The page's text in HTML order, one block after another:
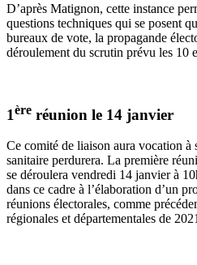
D’après Matignon, cette instance
questions techniques qui se posent
bureaux de vote, la propagande
déroulement du scrutin prévu les 10
1ère réunion le 14 janvier
Ce comité de liaison aura vocation à
sanitaire perdurera. La première
se déroulera vendredi 14 janvier à
dans ce cadre à l’élaboration d’un
réunions électorales, comme
régionales et départementales de